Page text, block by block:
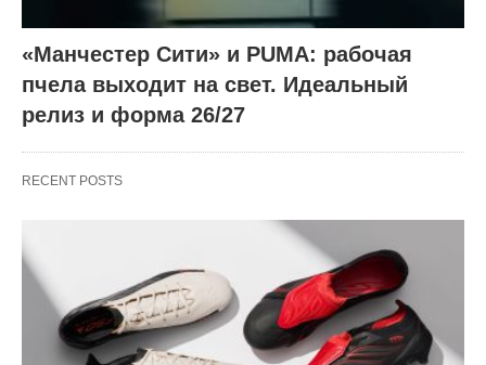
«Манчестер Сити» и PUMA: рабочая
пчела выходит на свет. Идеальный
релиз и форма 26/27
RECENT POSTS